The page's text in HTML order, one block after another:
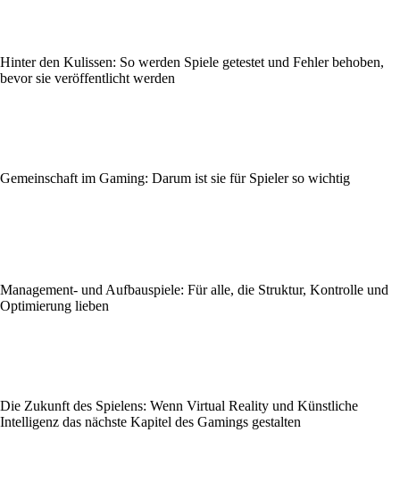
Hinter den Kulissen: So werden Spiele getestet und Fehler behoben,
bevor sie veröffentlicht werden
Gemeinschaft im Gaming: Darum ist sie für Spieler so wichtig
Management- und Aufbauspiele: Für alle, die Struktur, Kontrolle und
Optimierung lieben
Die Zukunft des Spielens: Wenn Virtual Reality und Künstliche
Intelligenz das nächste Kapitel des Gamings gestalten